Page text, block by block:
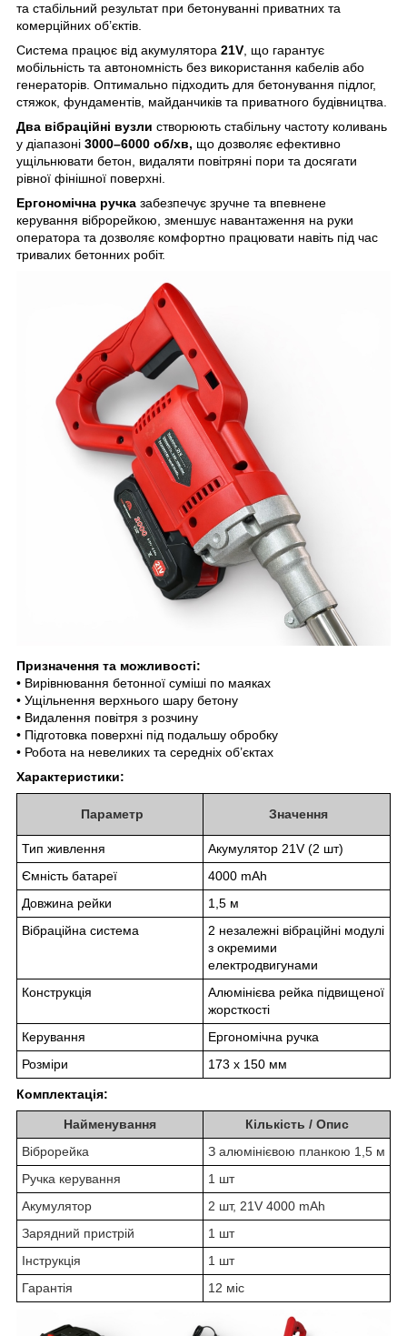
та стабільний результат при бетонуванні приватних та
комерційних об’єктів.
Система працює від акумулятора 21V, що гарантує
мобільність та автономність без використання кабелів або
генераторів. Оптимально підходить для бетонування підлог,
стяжок, фундаментів, майданчиків та приватного будівництва.
Два вібраційні вузли створюють стабільну частоту коливань
у діапазоні 3000–6000 об/хв, що дозволяє ефективно
ущільнювати бетон, видаляти повітряні пори та досягати
рівної фінішної поверхні.
Ергономічна ручка забезпечує зручне та впевнене
керування віброрейкою, зменшує навантаження на руки
оператора та дозволяє комфортно працювати навіть під час
тривалих бетонних робіт.
Призначення та можливості:
• Вирівнювання бетонної суміші по маяках
• Ущільнення верхнього шару бетону
• Видалення повітря з розчину
• Підготовка поверхні під подальшу обробку
• Робота на невеликих та середніх об’єктах
Характеристики:
Параметр Значення
Тип живлення
Акумулятор 21V (2 шт)
Ємність батареї
4000 mAh
Довжина рейки
1,5 м
Вібраційна система
2 незалежні вібраційні модулі
з окремими
електродвигунами
Конструкція
Алюмінієва рейка підвищеної
жорсткості
Керування
Ергономічна ручка
Розміри
173 х 150 мм
Комплектація:
Найменування
Кількість / Опис
Віброрейка
З алюмінієвою планкою 1,5 м
Ручка керування
1 шт
Акумулятор
2 шт, 21V 4000 mAh
Зарядний пристрій
1 шт
Інструкція
1 шт
Гарантія
12 міс